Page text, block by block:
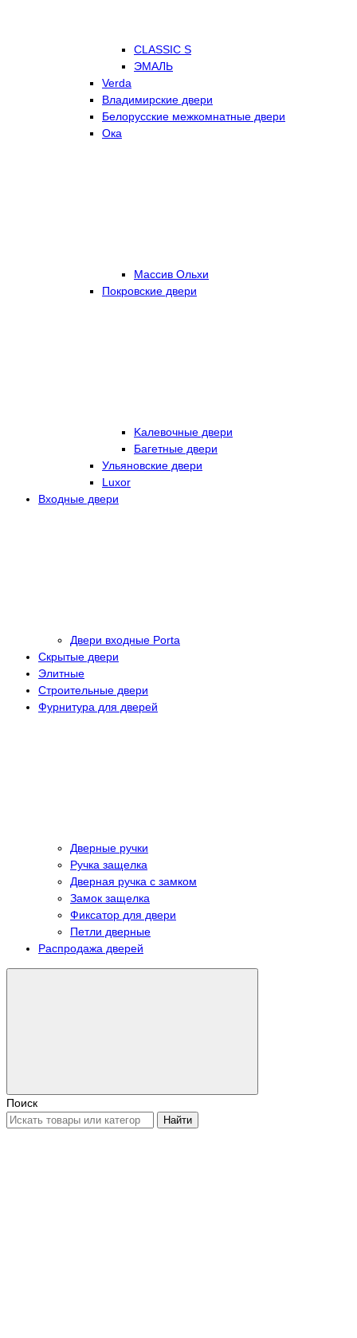
CLASSIC S
ЭМАЛЬ
Verda
Владимирские двери
Белорусские межкомнатные двери
Ока
Массив Ольхи
Покровские двери
Kалевочные двери
Багетные двери
Ульяновские двери
Luxor
Входные двери
Двери входные Porta
Скрытые двери
Элитные
Строительные двери
Фурнитура для дверей
Дверные ручки
Ручка защелка
Дверная ручка с замком
Замок защелка
Фиксатор для двери
Петли дверные
Распродажа дверей
Поиск
Найти